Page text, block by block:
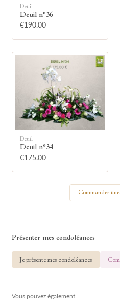
Allumez
Montrez votre
allumant
Votre nom
Deuil
Deuil n°36
€190.00
Deuil
Deuil n°34
€175.00
Commander
Présenter mes condoléances
Je présente mes condoléances
Vous pouvez également